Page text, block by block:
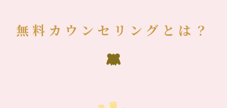
無料カウンセリングとは？